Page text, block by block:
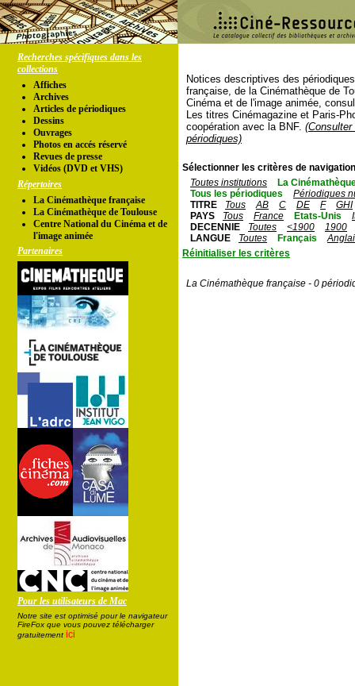
Recherches spécifiques dans les
collections
Affiches
Archives
Articles de périodiques
Dessins
Ouvrages
Photos en accés réservé
Revues de presse
Vidéos (DVD et VHS)
Répertoires
La Cinémathèque française
La Cinémathèque de Toulouse
Centre National du Cinéma et de
l'image animée
Partenaires
Pour les utilisateurs de Mac
Notre site est optimisé pour le navigateur
FireFox que vous pouvez télécharger
gratuitement ici
Notices descriptives des
française, de la Cinémathèque de
Cinéma et de l'image animée,
Les titres Cinémagazine et Paris-
coopération avec la BNF.
périodiques)
Sélectionner les critères de
Toutes institutions
La
Tous les périodiques
Périodiques
TITRE
Tous AB C DE F
GHI
PAYS
Tous France Etats-Unis
DECENNIE
Toutes <1900
1900
LANGUE
Toutes Français
Réinitialiser les critères
La Cinémathèque française - 0